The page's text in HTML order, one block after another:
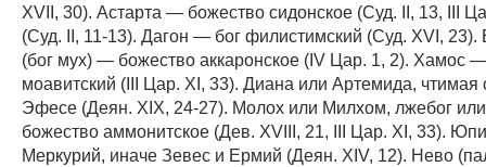
XVII, 30). Астарта — божество сидонское (Суд. II, 13, III
(Суд. II, 11-13). Дагон — бог филистимский (Суд. XVI, 23).
(бог мух) — божество аккаронское (IV Цар. 1, 2). Хамос
моавитский (III Цар. XI, 33). Диана или Артемида, чтимая
Эфесе (Деян. XIX, 24-27). Молох или Милхом, лжебог
божество аммонитское (Дев. XVIII, 21, III Цар. XI, 33).
Меркурий, иначе Зевес и Ермий (Деян. XIV, 12). Нево